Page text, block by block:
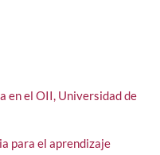
en el OII, Universidad de
para el aprendizaje